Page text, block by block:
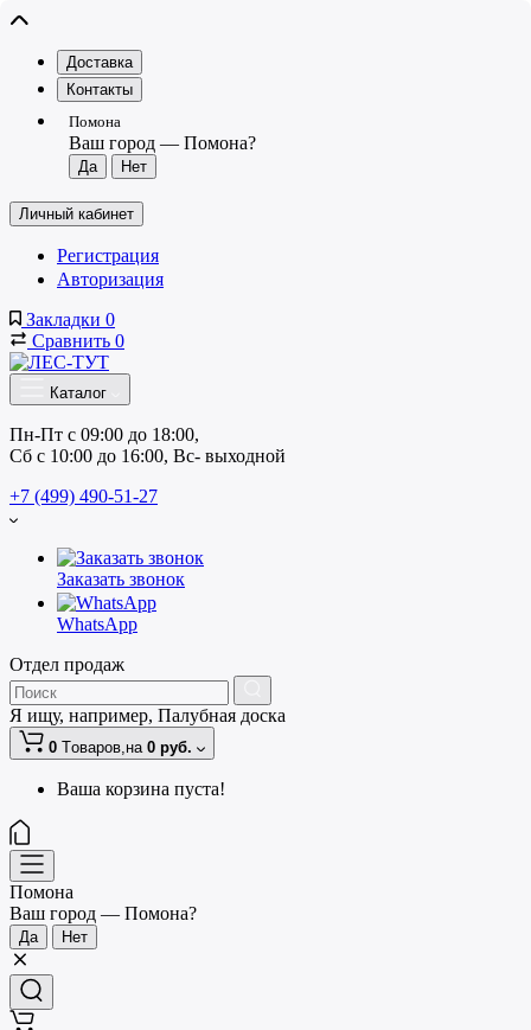
Доставка
Контакты
Помона
Ваш город — Помона?
Личный кабинет
Регистрация
Авторизация
Закладки 0
Сравнить 0
Каталог
Пн-Пт с 09:00 до 18:00,
Сб с 10:00 до 16:00, Вс- выходной
+7 (499) 490-51-27
Заказать звонок
WhatsApp
Отдел продаж
Я ищу, например, Палубная доска
0 Tоваров,на 0 руб.
Ваша корзина пуста!
Помона
Ваш город — Помона?